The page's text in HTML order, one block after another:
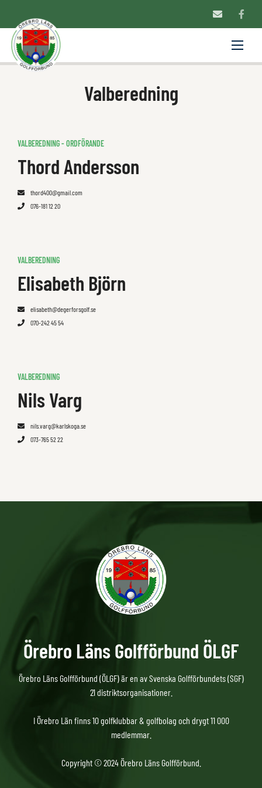
Valberedning
VALBEREDNING - ORDFÖRANDE
Thord Andersson
thord400@gmail.com
076-181 12 20
VALBEREDNING
Elisabeth Björn
elisabeth@degerforsgolf.se
070-242 45 54
VALBEREDNING
Nils Varg
nils.varg@karlskoga.se
073-765 52 22
Örebro Läns Golfförbund ÖLGF
Örebro Läns Golfförbund (ÖLGF) är en av Svenska Golfförbundets (SGF)
21 distriktsorganisationer.
I Örebro Län finns 10 golfklubbar & golfbolag och drygt 11 000
medlemmar.
Copyright © 2024 Örebro Läns Golfförbund.